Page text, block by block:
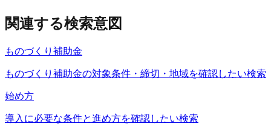
関連する検索意図
ものづくり補助金
ものづくり補助金の対象条件・締切・地域を確認したい検索
始め方
導入に必要な条件と進め方を確認したい検索